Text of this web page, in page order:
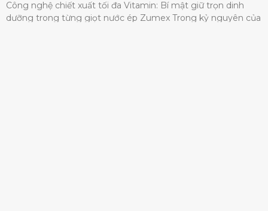
Công nghệ chiết xuất tối đa Vitamin: Bí mật giữ trọn dinh
dưỡng trong từng giọt nước ép Zumex Trong kỷ nguyên của